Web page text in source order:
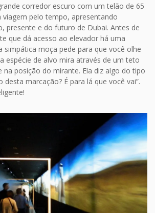
corredor escuro com um telão de 65
pelo tempo, apresentando
presente e do futuro de Dubai. Antes de
que dá acesso ao elevador há uma
simpática moça pede para que você olhe
espécie de alvo mira através de um teto
na posição do mirante. Ela diz algo do tipo
desta marcação? É para lá que você vai”.